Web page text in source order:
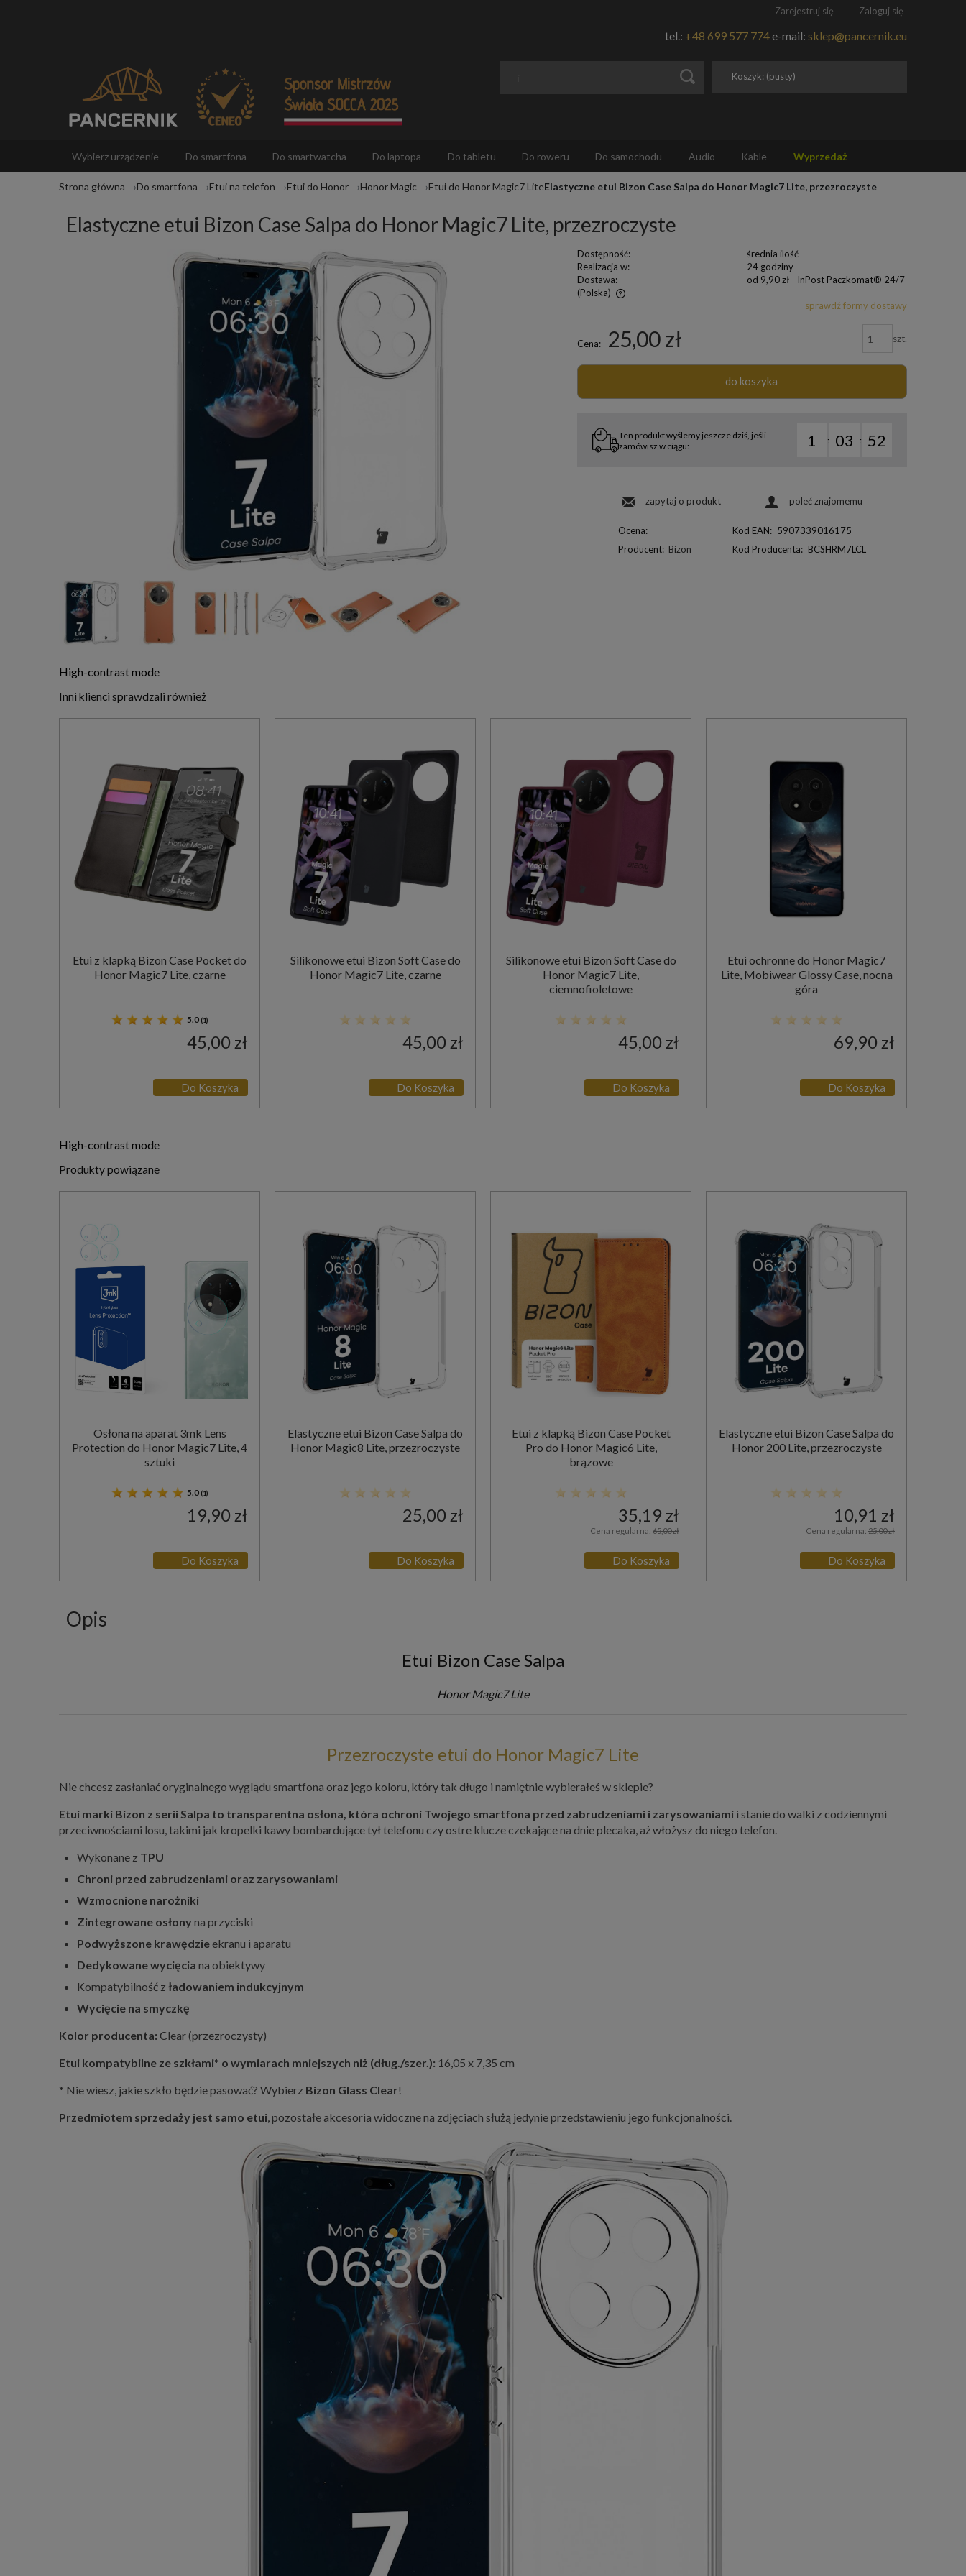
Zarejestruj się Zaloguj się
tel.: +48 699 577 774e-mail: sklep@pancernik.eu
Koszyk: (pusty)
Wybierz urządzenie Do smartfona Do smartwatcha Do laptopa Do tabletu Do roweru Do samochodu Audio Kable Wyprzedaż
Akcesoria
Strona główna Do smartfona Etui na telefon Etui do Honor Honor Magic Etui do Honor Magic7 LiteElastyczne etui Bizon Case Salpa do Honor Magic7 Lite, przezroczyste
Elastyczne etui Bizon Case Salpa do Honor Magic7 Lite, przezroczyste
Dostępność:
średnia ilość
Realizacja w:
24 godziny
Dostawa:
od 9,90 zł - InPost Paczkomat® 24/7
(Polska)
sprawdź formy dostawy
Cena: 25,00 zł szt.
do koszyka
Ten produkt wyślemy jeszcze dziś, jeśli
zamówisz w ciągu:
1 : 03 : 51
zapytaj o produkt poleć znajomemu
Ocena:
Producent: Bizon
Kod EAN: 5907339016175
Kod Producenta: BCSHRM7LCL
High-contrast mode
Inni klienci sprawdzali również
Etui z klapką Bizon Case Pocket do
Honor Magic7 Lite, czarne
5.0 (1)
45,00 zł
Do Koszyka
Silikonowe etui Bizon Soft Case do
Honor Magic7 Lite, czarne
45,00 zł
Do Koszyka
Silikonowe etui Bizon Soft Case do
Honor Magic7 Lite,
ciemnofioletowe
45,00 zł
Do Koszyka
Etui ochronne do Honor Magic7
Lite, Mobiwear Glossy Case, nocna
góra
69,90 zł
Do Koszyka
High-contrast mode
Produkty powiązane
Osłona na aparat 3mk Lens
Protection do Honor Magic7 Lite, 4
sztuki
5.0 (1)
19,90 zł
Do Koszyka
Elastyczne etui Bizon Case Salpa do
Honor Magic8 Lite, przezroczyste
25,00 zł
Do Koszyka
Etui z klapką Bizon Case Pocket
Pro do Honor Magic6 Lite,
brązowe
35,19 zł
Cena regularna: 65,00 zł
Do Koszyka
Elastyczne etui Bizon Case Salpa do
Honor 200 Lite, przezroczyste
10,91 zł
Cena regularna: 25,00 zł
Do Koszyka
Opis
Etui Bizon Case Salpa
Honor Magic7 Lite
Przezroczyste etui do Honor Magic7 Lite
Nie chcesz zasłaniać oryginalnego wyglądu smartfona oraz jego koloru, który tak długo i namiętnie wybierałeś w sklepie?
Etui marki Bizon z serii Salpa to transparentna osłona, która ochroni Twojego smartfona przed zabrudzeniami i zarysowaniami i stanie do walki z codziennymi
przeciwnościami losu, takimi jak kropelki kawy bombardujące tył telefonu czy ostre klucze czekające na dnie plecaka, aż włożysz do niego telefon.
Wykonane z TPU
Chroni przed zabrudzeniami oraz zarysowaniami
Wzmocnione narożniki
Zintegrowane osłony na przyciski
Podwyższone krawędzieekranu i aparatu
Dedykowane wycięcia na obiektywy
Kompatybilność z ładowaniem indukcyjnym
Wycięcie na smyczkę
Kolor producenta: Clear (przezroczysty)
Etui kompatybilne ze szkłami* o wymiarach mniejszych niż (dług./szer.): 16,05 x 7,35 cm
* Nie wiesz, jakie szkło będzie pasować? Wybierz Bizon Glass Clear!
Przedmiotem sprzedaży jest samo etui, pozostałe akcesoria widoczne na zdjęciach służą jedynie przedstawieniu jego funkcjonalności.